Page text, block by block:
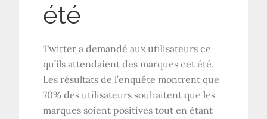
été
Twitter a demandé aux utilisateurs ce
qu’ils attendaient des marques cet été.
Les résultats de l’enquête montrent que
70% des utilisateurs souhaitent que les
marques soient positives tout en étant